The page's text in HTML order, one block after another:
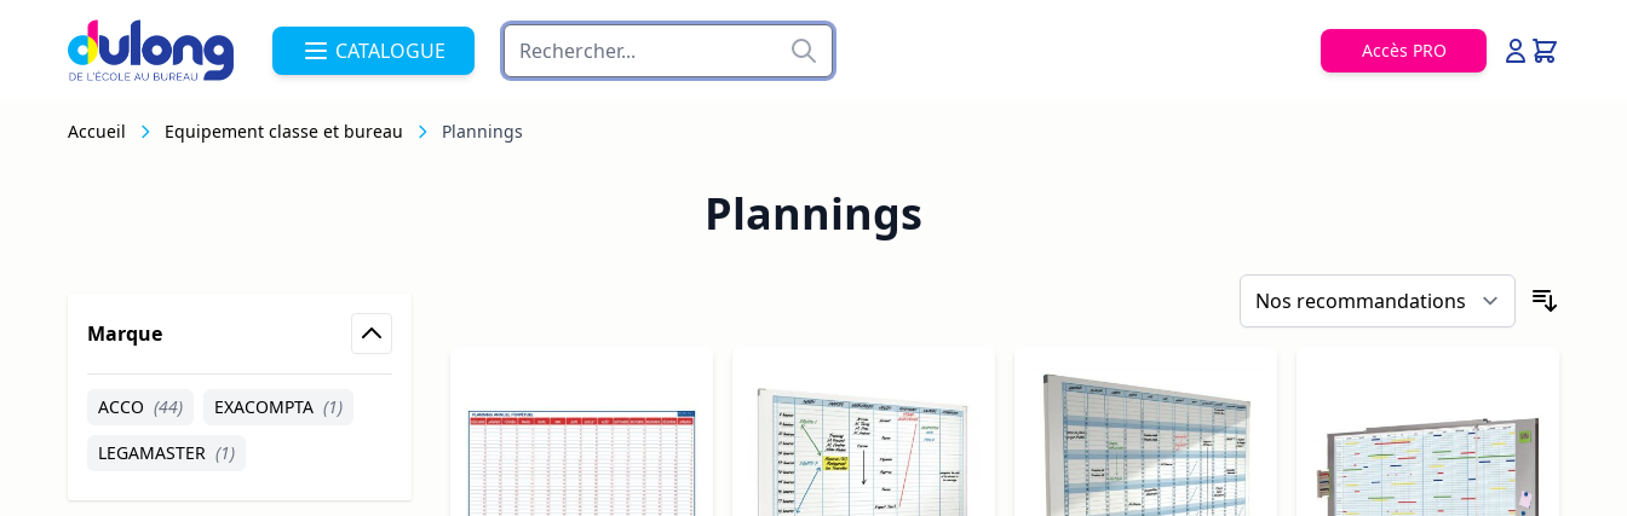
Allez au contenu
CATALOGUE
Accès PRO
Accueil Equipement classe et bureau Plannings
Plannings
Marque
ACCO (44) EXACOMPTA (1)
LEGAMASTER (1)